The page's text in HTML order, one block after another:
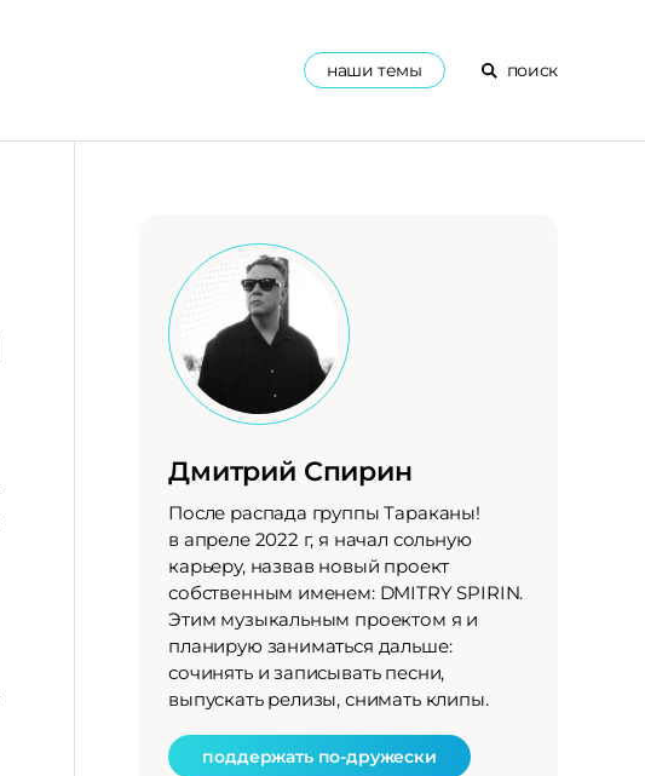
наши темы поиск
Дмитрий Спирин
После распада группы Тараканы!
в апреле 2022 г, я начал сольную
карьеру, назвав новый проект
собственным именем: DMITRY SPIRIN.
Этим музыкальным проектом я и
планирую заниматься дальше:
сочинять и записывать песни,
выпускать релизы, снимать клипы.
поддержать по-дружески